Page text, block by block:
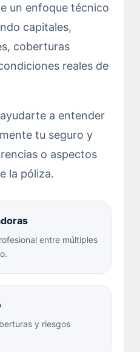
un enfoque técnico
capitales,
coberturas
reales de
a entender
tu seguro y
o aspectos
la póliza.
entre múltiples
y riesgos